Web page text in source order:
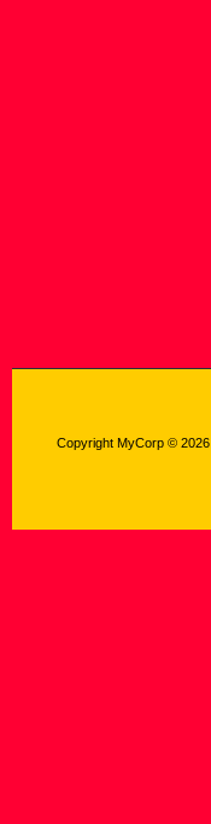
Copyright MyCorp © 2026